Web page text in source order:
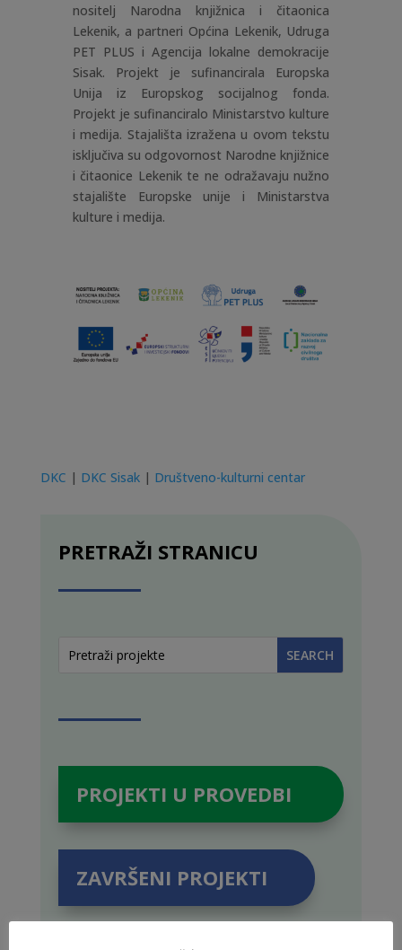
nositelj Narodna knjižnica i čitaonica
Lekenik, a partneri Općina Lekenik, Udruga
PET PLUS i Agencija lokalne demokracije
Sisak. Projekt je sufinancirala Europska
Unija iz Europskog socijalnog fonda.
Projekt je sufinanciralo Ministarstvo kulture
i medija. Stajališta izražena u ovom tekstu
isključiva su odgovornost Narodne knjižnice
i čitaonice Lekenik te ne odražavaju nužno
stajalište Europske unije i Ministarstva
kulture i medija.
DKC | DKC Sisak| Društveno-kulturni centar
PRETRAŽI STRANICU
PROJEKTI U PROVEDBI
ZAVRŠENI PROJEKTI